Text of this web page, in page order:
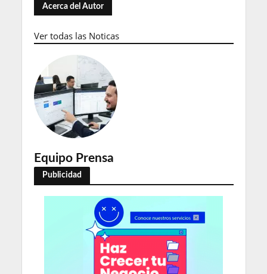
Acerca del Autor
Ver todas las Noticas
Equipo Prensa
Publicidad